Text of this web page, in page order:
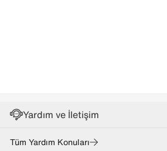
Yardım ve İletişim
Tüm Yardım Konuları